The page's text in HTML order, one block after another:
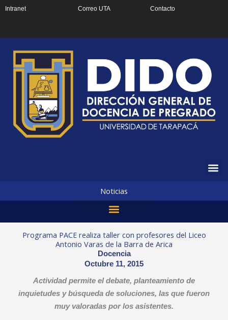
Intranet Correo UTA Contacto
Noticias
Programa PACE realiza taller con profesores del Liceo
Antonio Varas de la Barra de Arica
Docencia
Octubre 11, 2015
Actividad permite el debate, planteamiento de
inquietudes y búsqueda de soluciones, las que fueron
muy valoradas por los asistentes.